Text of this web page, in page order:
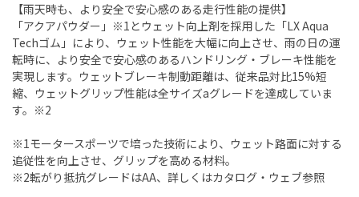
【雨天時も、より安全で安心感のある走行性能の提供】
「アクアパウダー」※1とウェット向上剤を採用した「LX Aqua
Techゴム」により、ウェット性能を大幅に向上させ、雨の日の運
転時に、より安全で安心感のあるハンドリング・ブレーキ性能を
実現します。ウェットブレーキ制動距離は、従来品対比15%短
縮、ウェットグリップ性能は全サイズaグレードを達成していま
す。※2
※1モータースポーツで培った技術により、ウェット路面に対する
追従性を向上させ、グリップを高める材料。
※2転がり抵抗グレードはAA、詳しくはカタログ・ウェブ参照